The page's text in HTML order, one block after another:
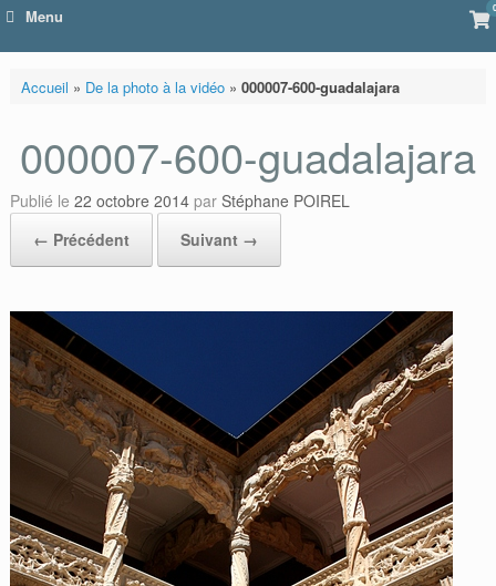
Menu 0
Accueil » De la photo à la vidéo» 000007-600-guadalajara
000007-600-guadalajara
Publié le 22 octobre 2014 par Stéphane POIREL
← Précédent
Suivant →